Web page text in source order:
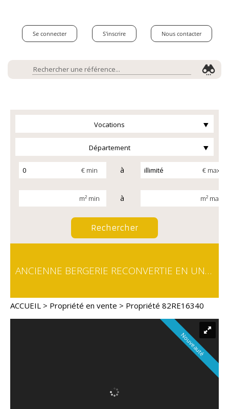
Se connecter S'inscrire Nous contacter
Vocations
Département
€ min à € max
m² min à m² max
ANCIENNE BERGERIE RECONVERTIE EN UNE AGRÉABLE HABITATION SUR 5 HA AU COEUR DES CAUSSES DU QUERCY
ACCUEIL > Propriété en vente > Propriété 82RE16340
Nouveauté